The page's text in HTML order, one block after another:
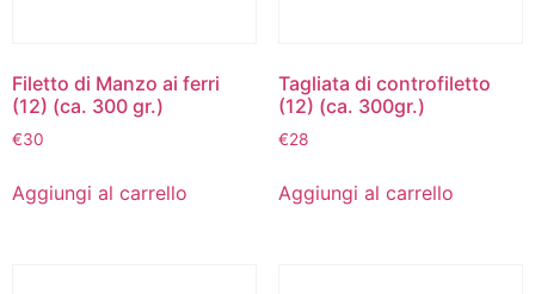
Filetto di Manzo ai ferri
(12) (ca. 300 gr.)
€30
Aggiungi al carrello
Tagliata di controfiletto
(12) (ca. 300gr.)
€28
Aggiungi al carrello